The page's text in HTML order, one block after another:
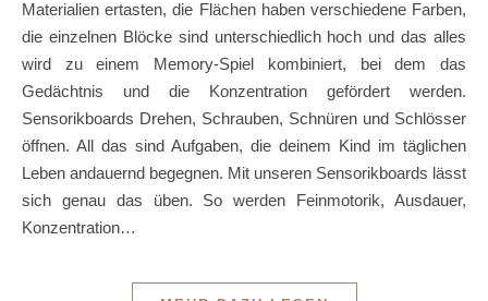
Materialien ertasten, die Flächen haben verschiedene Farben,
die einzelnen Blöcke sind unterschiedlich hoch und das alles
wird zu einem Memory-Spiel kombiniert, bei dem das
Gedächtnis und die Konzentration gefördert werden.
Sensorikboards Drehen, Schrauben, Schnüren und Schlösser
öffnen. All das sind Aufgaben, die deinem Kind im täglichen
Leben andauernd begegnen. Mit unseren Sensorikboards lässt
sich genau das üben. So werden Feinmotorik, Ausdauer,
Konzentration…